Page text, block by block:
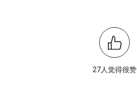
27人觉得很赞